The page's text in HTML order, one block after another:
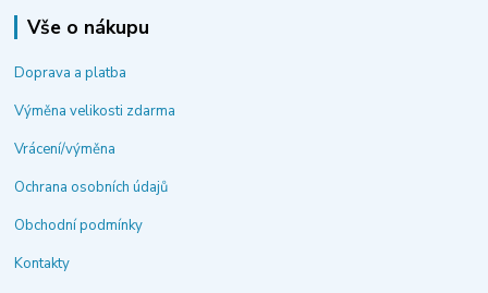
Vše o nákupu
Doprava a platba
Výměna velikosti zdarma
Vrácení/výměna
Ochrana osobních údajů
Obchodní podmínky
Kontakty